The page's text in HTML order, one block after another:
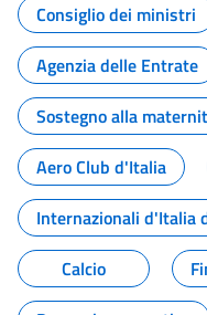
Consiglio dei ministri
Agenzia delle Entrate
Sostegno alla
Aero Club d'Italia
Internazionali d'Italia
Calcio